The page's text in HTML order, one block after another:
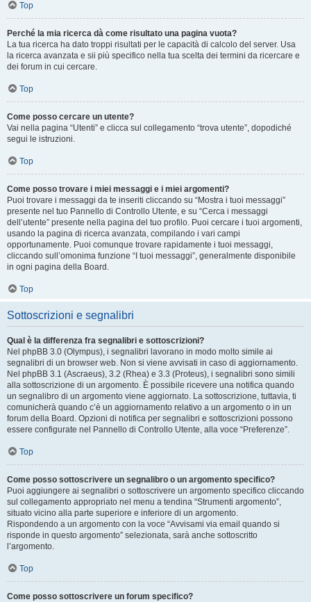
Top
Perché la mia ricerca dà come risultato una pagina vuota?
La tua ricerca ha dato troppi risultati per le capacità di calcolo del server. Usa
la ricerca avanzata e sii più specifico nella tua scelta dei termini da ricercare e
dei forum in cui cercare.
Top
Come posso cercare un utente?
Vai nella pagina “Utenti” e clicca sul collegamento “trova utente”, dopodiché
segui le istruzioni.
Top
Come posso trovare i miei messaggi e i miei argomenti?
Puoi trovare i messaggi da te inseriti cliccando su “Mostra i tuoi messaggi”
presente nel tuo Pannello di Controllo Utente, e su “Cerca i messaggi
dell’utente” presente nella pagina del tuo profilo. Puoi cercare i tuoi argomenti,
usando la pagina di ricerca avanzata, compilando i vari campi
opportunamente. Puoi comunque trovare rapidamente i tuoi messaggi,
cliccando sull’omonima funzione “I tuoi messaggi”, generalmente disponibile
in ogni pagina della Board.
Top
Sottoscrizioni e segnalibri
Qual è la differenza fra segnalibri e sottoscrizioni?
Nel phpBB 3.0 (Olympus), i segnalibri lavorano in modo molto simile ai
segnalibri di un browser web. Non si viene avvisati in caso di aggiornamento.
Nel phpBB 3.1 (Ascraeus), 3.2 (Rhea) e 3.3 (Proteus), i segnalibri sono simili
alla sottoscrizione di un argomento. È possibile ricevere una notifica quando
un segnalibro di un argomento viene aggiornato. La sottoscrizione, tuttavia, ti
comunicherà quando c’è un aggiornamento relativo a un argomento o in un
forum della Board. Opzioni di notifica per segnalibri e sottoscrizioni possono
essere configurate nel Pannello di Controllo Utente, alla voce “Preferenze”.
Top
Come posso sottoscrivere un segnalibro o un argomento specifico?
Puoi aggiungere ai segnalibri o sottoscrivere un argomento specifico cliccando
sul collegamento appropriato nel menu a tendina “Strumenti argomento”,
situato vicino alla parte superiore e inferiore di un argomento.
Rispondendo a un argomento con la voce “Avvisami via email quando si
risponde in questo argomento” selezionata, sarà anche sottoscritto
l’argomento.
Top
Come posso sottoscrivere un forum specifico?